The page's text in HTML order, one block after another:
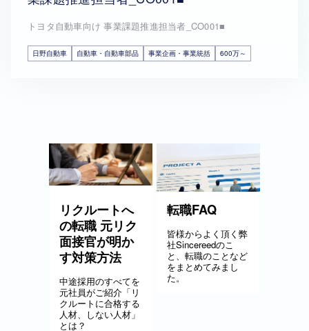
トヨタ自動車向け 事業課題推進担当者_CO001■
日野自動車 自動車・自動車部品 事業企画・事業統括 600万～
リクルートへ
の転職 元リク
面接官が明か
す対策方法
中途採用のすべてを
元社員がご紹介「リ
クルートに合格する
人材、しない人材」
とは？
転職FAQ
皆様からよく頂く弊
社Sincereedのこ
と、転職のことなど
をまとめてみまし
た。